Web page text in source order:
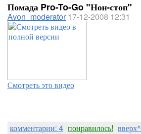
Помада Pro-To-Go "Нон-стоп"
Avon_moderator 17-12-2008 12:31
Смотреть это видео
комментарии: 4 понравилось! вверх^